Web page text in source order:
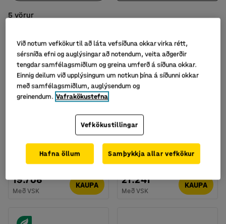
5 vörur
pólýester trefjar, blá
Vörunr.
19.706
Með VSK
KAUPA
svampur, blá
21.241
Með VSK
KAUPA
Við notum vefkökur til að láta vefsíðuna okkar virka rétt,
sérsníða efni og auglýsingar að notendum, veita aðgerðir
tengdar samfélagsmiðlum og greina umferð á síðuna okkar.
Einnig deilum við upplýsingum um notkun þína á síðunni okkar
með samfélagsmiðlum, auglýsendum og
greinendum. Vafrakökustefna
Vefkökustillingar
Hafna öllum Samþykkja allar vefkökur